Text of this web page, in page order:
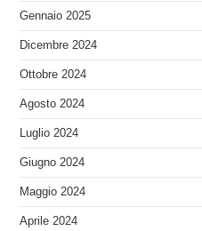
Gennaio 2025
Dicembre 2024
Ottobre 2024
Agosto 2024
Luglio 2024
Giugno 2024
Maggio 2024
Aprile 2024